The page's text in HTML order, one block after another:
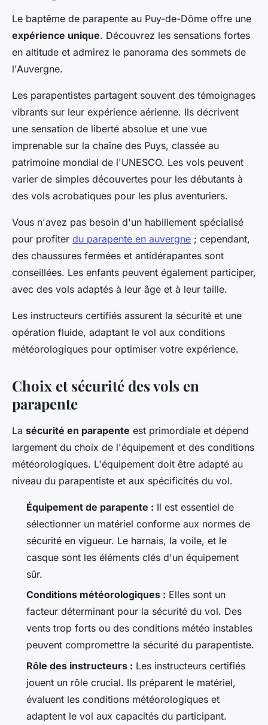
Le baptême de parapente au Puy-de-Dôme offre une
expérience unique. Découvrez les sensations fortes
en altitude et admirez le panorama des sommets de
l'Auvergne.
Les parapentistes partagent souvent des témoignages
vibrants sur leur expérience aérienne. Ils décrivent
une sensation de liberté absolue et une vue
imprenable sur la chaîne des Puys, classée au
patrimoine mondial de l'UNESCO. Les vols peuvent
varier de simples découvertes pour les débutants à
des vols acrobatiques pour les plus aventuriers.
Vous n'avez pas besoin d'un habillement spécialisé
pour profiter du parapente en auvergne ; cependant,
des chaussures fermées et antidérapantes sont
conseillées. Les enfants peuvent également participer,
avec des vols adaptés à leur âge et à leur taille.
Les instructeurs certifiés assurent la sécurité et une
opération fluide, adaptant le vol aux conditions
météorologiques pour optimiser votre expérience.
Choix et sécurité des vols en
parapente
La sécurité en parapente est primordiale et dépend
largement du choix de l'équipement et des conditions
météorologiques. L'équipement doit être adapté au
niveau du parapentiste et aux spécificités du vol.
Équipement de parapente : Il est essentiel de
sélectionner un matériel conforme aux normes de
sécurité en vigueur. Le harnais, la voile, et le
casque sont les éléments clés d'un équipement
sûr.
Conditions météorologiques : Elles sont un
facteur déterminant pour la sécurité du vol. Des
vents trop forts ou des conditions météo instables
peuvent compromettre la sécurité du parapentiste.
Rôle des instructeurs : Les instructeurs certifiés
jouent un rôle crucial. Ils préparent le matériel,
évaluent les conditions météorologiques et
adaptent le vol aux capacités du participant.